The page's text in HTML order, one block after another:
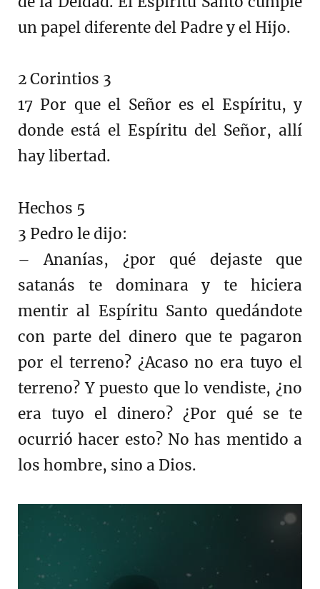
un papel diferente del Padre y el Hijo.
2 Corintios 3
17 Por que el Señor es el Espíritu, y
donde está el Espíritu del Señor, allí
hay libertad.
Hechos 5
3 Pedro le dijo:
– Ananías, ¿por qué dejaste que
satanás te dominara y te hiciera
mentir al Espíritu Santo quedándote
con parte del dinero que te pagaron
por el terreno? ¿Acaso no era tuyo el
terreno? Y puesto que lo vendiste, ¿no
era tuyo el dinero? ¿Por qué se te
ocurrió hacer esto? No has mentido a
los hombre, sino a Dios.